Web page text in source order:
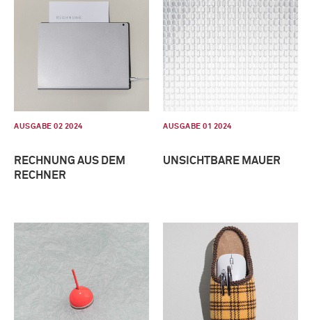
AUSGABE 02 2024
RECHNUNG AUS DEM
RECHNER
AUSGABE 01 2024
UNSICHTBARE MAUER